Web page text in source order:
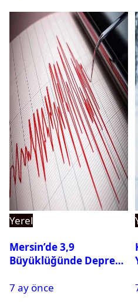
Yerel
Mersin’de 3,9
Büyüklüğünde Deprem
7 ay önce